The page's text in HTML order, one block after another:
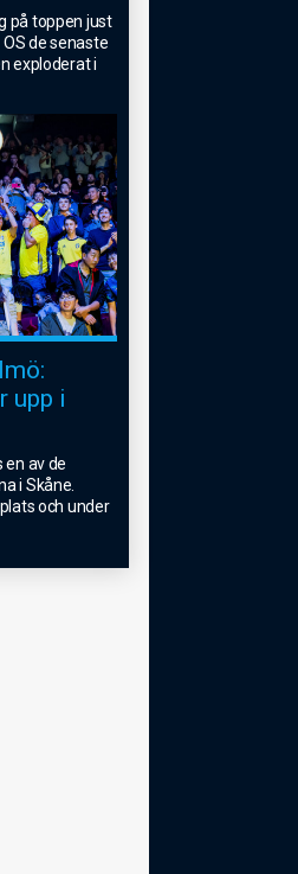
på toppen just
de senaste
exploderat i
upp i
en av de
i Skåne.
och under